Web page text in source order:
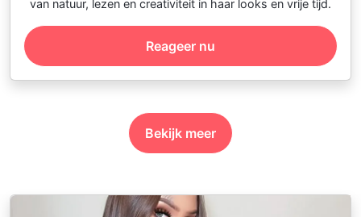
van natuur, lezen en creativiteit in haar looks en vrije tijd.
Reageer nu
Bekijk meer